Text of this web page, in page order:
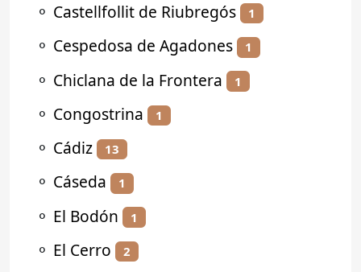
⚬ Castellfollit de Riubregós 1
⚬ Cespedosa de Agadones 1
⚬ Chiclana de la Frontera 1
⚬ Congostrina 1
⚬ Cádiz 13
⚬ Cáseda 1
⚬ El Bodón 1
⚬ El Cerro 2